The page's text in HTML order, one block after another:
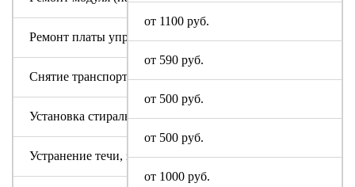
от 1100 руб.
от 590 руб.
от 500 руб.
от 500 руб.
от 1000 руб.
Ремонт платы управления или индикации
Снятие транспортировочных болтов
Установка стиральной машины
Устранение течи, засора